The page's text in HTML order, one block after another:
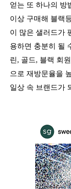
얻는 또 하나의 방
이상 구매해 블랙
이 많은 샐러드가
용하면 충분히 될
린, 골드, 블랙 회
으로 재방문율을
일상 속 브랜드가